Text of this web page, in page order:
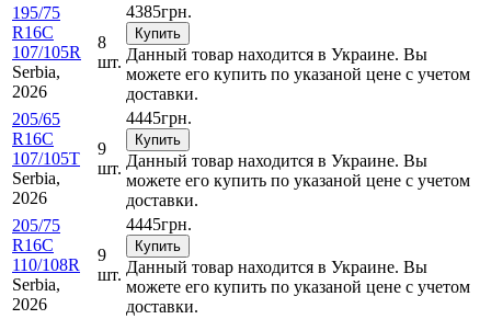
195/75
R16C
107/105R
Serbia,
2026
8
шт.
4385грн.
Купить
Данный товар находится в Украине. Вы
можете его купить по указаной цене с учетом
доставки.
205/65
R16C
107/105T
Serbia,
2026
9
шт.
4445грн.
Купить
Данный товар находится в Украине. Вы
можете его купить по указаной цене с учетом
доставки.
205/75
R16C
110/108R
Serbia,
2026
9
шт.
4445грн.
Купить
Данный товар находится в Украине. Вы
можете его купить по указаной цене с учетом
доставки.